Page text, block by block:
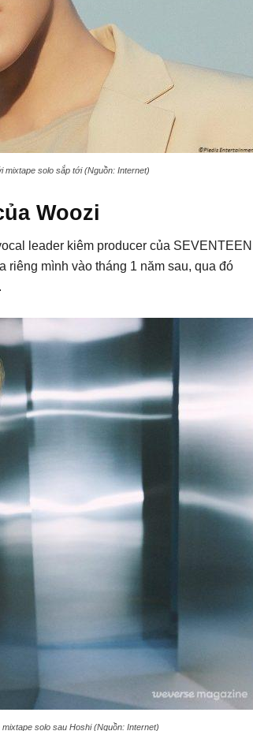
mixtape solo sắp tới (Nguồn: Internet)
Woozi
leader kiêm producer của SEVENTEEN
riêng mình vào tháng 1 năm sau, qua đó
solo sau Hoshi (Nguồn: Internet)